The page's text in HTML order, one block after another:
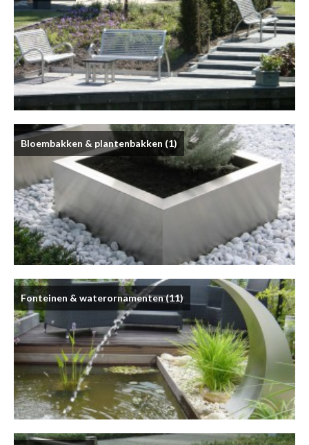
Bloembakken & plantenbakken (1)
Fonteinen & waterornamenten(11)